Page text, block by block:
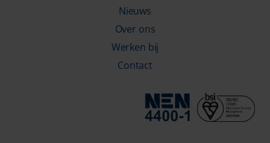
Nieuws
Over ons
Werken bij
Contact